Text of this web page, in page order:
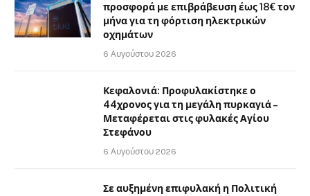
προσφορά με επιβράβευση έως 18€ τον
μήνα για τη φόρτιση ηλεκτρικών
οχημάτων
6 Αυγούστου 2026
Κεφαλονιά: Προφυλακίστηκε ο
44χρονος για τη μεγάλη πυρκαγιά –
Μεταφέρεται στις φυλακές Αγίου
Στεφάνου
6 Αυγούστου 2026
Σε αυξημένη επιφυλακή η Πολιτική